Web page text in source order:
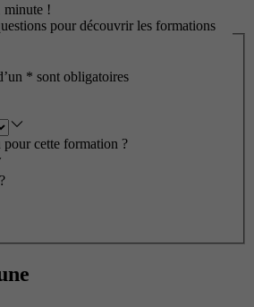
minute !
pour découvrir les formations
* sont obligatoires
cette formation ?